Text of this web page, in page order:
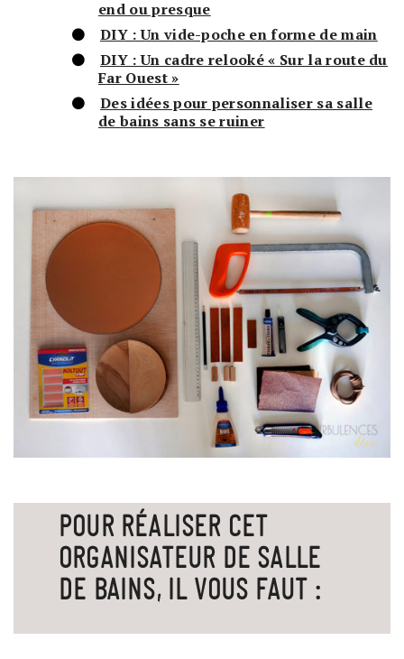
end ou presque
DIY : Un vide-poche en forme de main
DIY : Un cadre relooké « Sur la route du
Far Ouest »
Des idées pour personnaliser sa salle
de bains sans se ruiner
POUR RÉALISER CET
ORGANISATEUR DE SALLE
DE BAINS, IL VOUS FAUT :